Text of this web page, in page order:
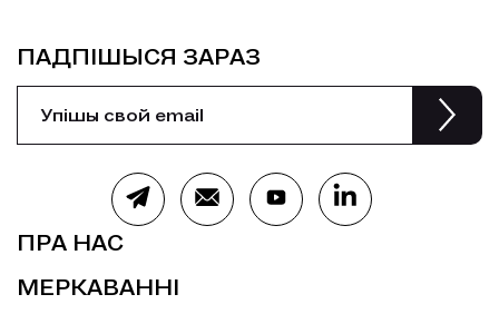
ПРА НАС
МЕРКАВАННІ
ПАДПІШЫСЯ ЗАРАЗ